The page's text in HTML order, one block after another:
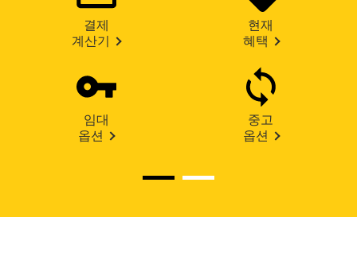
결제
계산기
현재
혜택
임대
옵션
중고
옵션